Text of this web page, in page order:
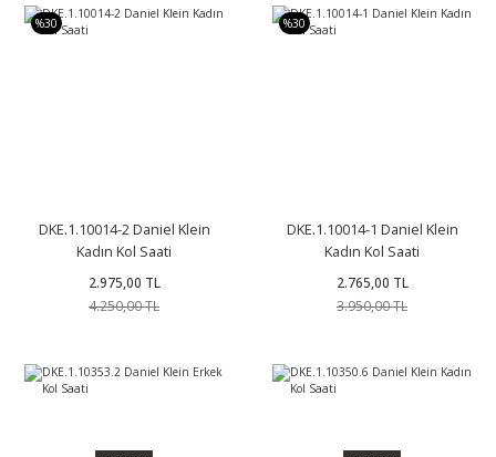
%30
DKE.1.10014-2 Daniel Klein
Kadın Kol Saati
2.975,00 TL
4.250,00 TL
%30
DKE.1.10014-1 Daniel Klein
Kadın Kol Saati
2.765,00 TL
3.950,00 TL